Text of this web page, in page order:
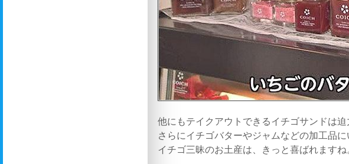
他にもテイクアウトできるイチゴサンドは迫
さらにイチゴバターやジャムなどの加工品
イチゴ三昧のお土産は、きっと喜ばれますね